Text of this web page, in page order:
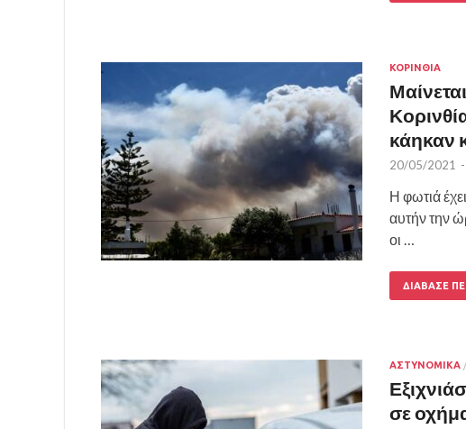
ΚΟΡΙΝΘΙΑ
κάηκαν
20/05/2021 -
Η φωτιά
αυτήν την
οι …
ΔΙΆΒΑΣΕ
ΑΣΤΥΝΟΜΙΚΑ /
σε